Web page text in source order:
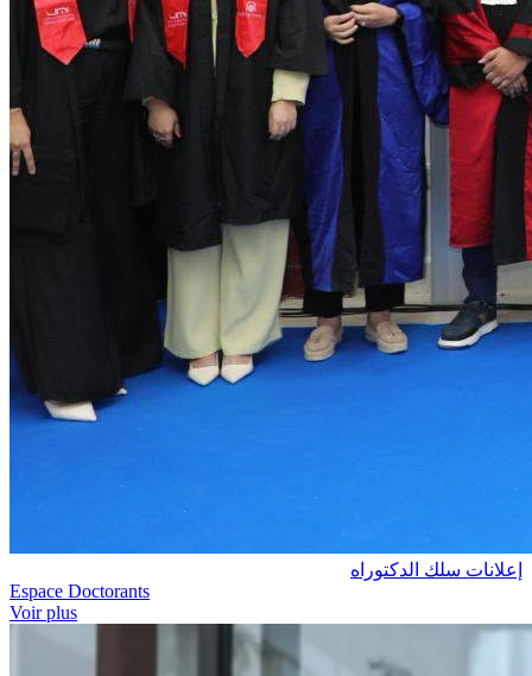
إعلانات سلك الدكتوراه
Espace Doctorants
Voir plus